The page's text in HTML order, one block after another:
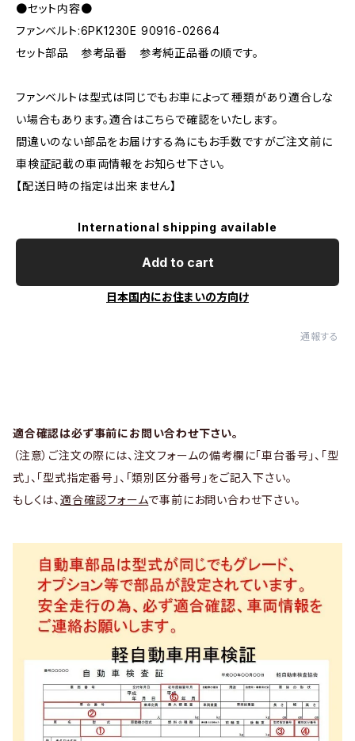
●セット内容●
ファンベルト:6PK1230E 90916-02664
セット部品 参考品番 参考純正品番の順です。
ファンベルトは型式は同じでもお車によって種類があり適合しな
い場合もあります。適合はこちらで確認をいたします。
間違いのない部品をお届けする為にもお手数ですがご注文前に
車検証記載の車両情報をお知らせ下さい。
【配送日時の指定は出来ません】
International shipping available
Add to cart
日本国内にお住まいの方向け
通報する
適合確認は必ず事前にお問い合わせ下さい。
（注意）ご注文の際には、注文フォームの備考欄に「車台番号」、「型
式」、「型式指定番号」、「類別区分番号」をご記入下さい。
もしくは、 適合確認フォームで事前にお問い合わせ下さい。